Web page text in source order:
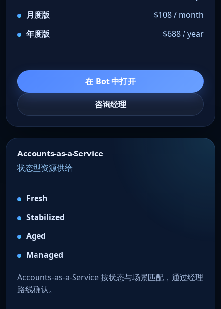
月度版
$108 / month
年度版
$688 / year
在 Bot 中打开
咨询经理
Accounts-as-a-Service
状态型资源供给
Fresh
Stabilized
Aged
Managed
Accounts-as-a-Service 按状态与场景匹配，通过经理
路线确认。